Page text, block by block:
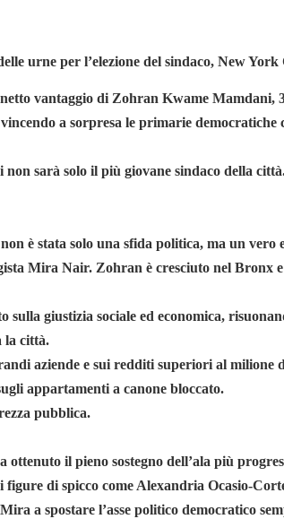
urne per l’elezione del sindaco, New
vantaggio di Zohran Kwame Mamdani,
a sorpresa le primarie
sarà solo il più giovane sindaco della
è stata solo una sfida politica, ma un
Mira Nair. Zohran è cresciuto nel Bronx
sulla giustizia sociale ed economica,
la città.
aziende e sui redditi superiori al milione
appartamenti a canone bloccato.
pubblica.
ottenuto il pieno sostegno dell’ala più
figure di spicco come Alexandria Ocasio-
a spostare l’asse politico democratico